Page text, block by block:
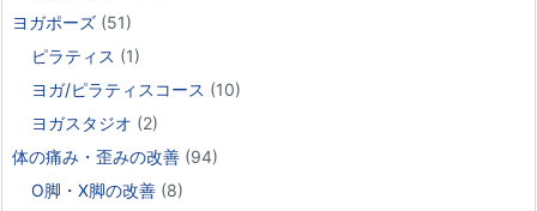
ヨガポーズ (51)
ピラティス (1)
ヨガ/ピラティスコース (10)
ヨガスタジオ (2)
体の痛み・歪みの改善 (94)
O脚・X脚の改善 (8)